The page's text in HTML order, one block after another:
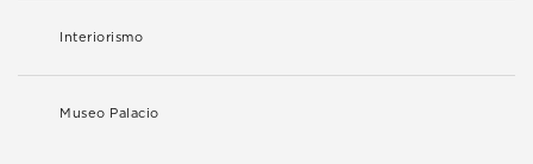
Interiorismo
Museo Palacio